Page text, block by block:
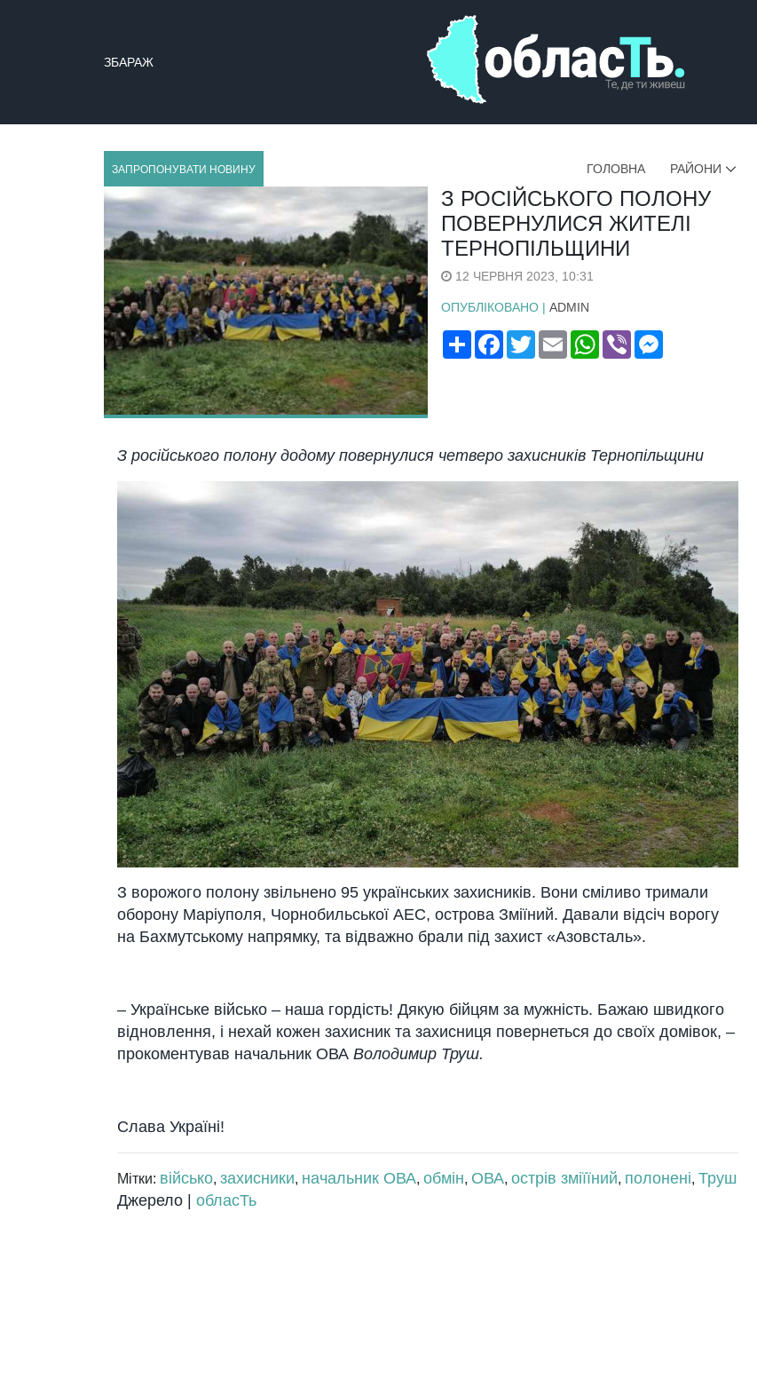
ЗАПРОПОНУВАТИ НОВИНУ ГОЛОВНА РАЙОНИ
З РОСІЙСЬКОГО ПОЛОНУ
ПОВЕРНУЛИСЯ ЖИТЕЛІ
ТЕРНОПІЛЬЩИНИ
12 ЧЕРВНЯ 2023, 10:31
ОПУБЛІКОВАНО | ADMIN
ПоширитиFacebook
TwitterEmail WhatsApp
Viber
З російського полону додому повернулися четверо захисників Тернопільщини
З ворожого полону звільнено 95 українських захисників. Вони сміливо тримали
оборону Маріуполя, Чорнобильської АЕС, острова Зміїний. Давали відсіч ворогу
на Бахмутському напрямку, та відважно брали під захист «Азовсталь».
– Українське військо – наша гордість! Дякую бійцям за мужність. Бажаю швидкого
відновлення, і нехай кожен захисник та захисниця повернеться до своїх домівок, –
прокоментував начальник ОВА Володимир Труш.
Слава Україні!
Мітки: військо, захисники, начальник ОВА, обмін, ОВА, острів зміїїний, полонені, Труш
Джерело | обласТь